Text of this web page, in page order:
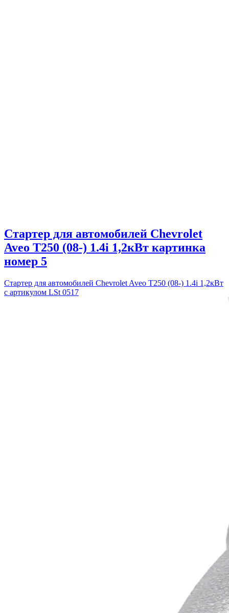
Стартер для автомобилей Chevrolet
Aveo T250 (08-) 1.4i 1,2кВт картинка
номер 5
Стартер для автомобилей Chevrolet Aveo T250 (08-) 1.4i 1,2кВт
с артикулом LSt 0517